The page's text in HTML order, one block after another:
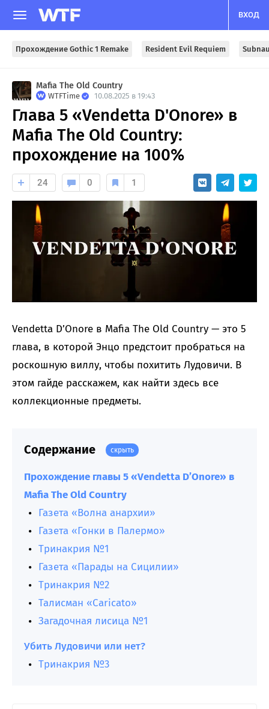
ВХОД
Прохождение Gothic 1 Remake Resident Evil Requiem
Mafia The Old Country
WTFTime 10.08.2025 в 19:43
Глава 5 «Vendetta D'Onore»‎ в
Mafia The Old Country:
прохождение на 100%
24 0 1
Vendetta D’Onore в Mafia The Old Country — это 5
глава, в которой Энцо предстоит пробраться на
роскошную виллу, чтобы похитить Лудовичи. В
этом гайде расскажем, как найти здесь все
коллекционные предметы.
Содержание скрыть
Прохождение главы 5 «Vendetta D’Onore» в
Mafia The Old Country
Газета «Волна анархии»
Газета «Гонки в Палермо»
Тринакрия №1
Газета «Парады на Сицилии»
Тринакрия №2
Талисман «Caricato»
Загадочная лисица №1
Убить Лудовичи или нет?
Тринакрия №3